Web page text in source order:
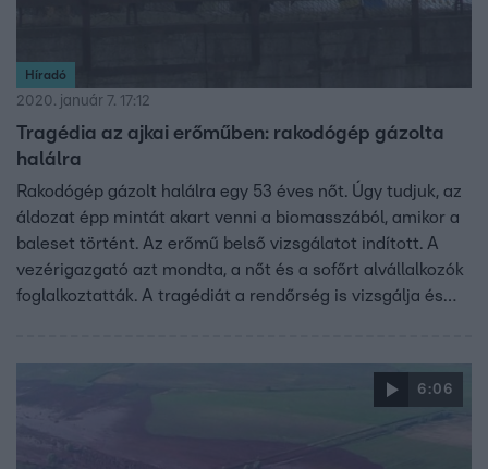
Híradó
2020. január 7. 17:12
Tragédia az ajkai erőműben: rakodógép gázolta
halálra
Rakodógép gázolt halálra egy 53 éves nőt. Úgy tudjuk, az
áldozat épp mintát akart venni a biomasszából, amikor a
baleset történt. Az erőmű belső vizsgálatot indított. A
vezérigazgató azt mondta, a nőt és a sofőrt alvállalkozók
foglalkoztatták. A tragédiát a rendőrség is vizsgálja és
6:06